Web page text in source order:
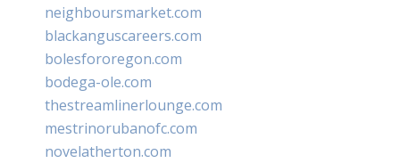
neighboursmarket.com
blackanguscareers.com
bolesfororegon.com
bodega-ole.com
thestreamlinerlounge.com
mestrinorubanofc.com
novelatherton.com